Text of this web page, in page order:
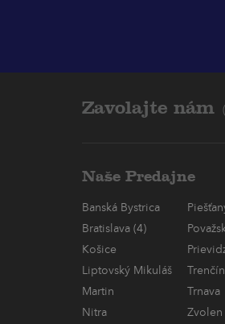
Zavolajte nám
Naše Predajne
Banská Bystrica
Bratislava (4)
Košice
Liptovský Mikuláš
Martin
Trnava
Nitra
Zvolen